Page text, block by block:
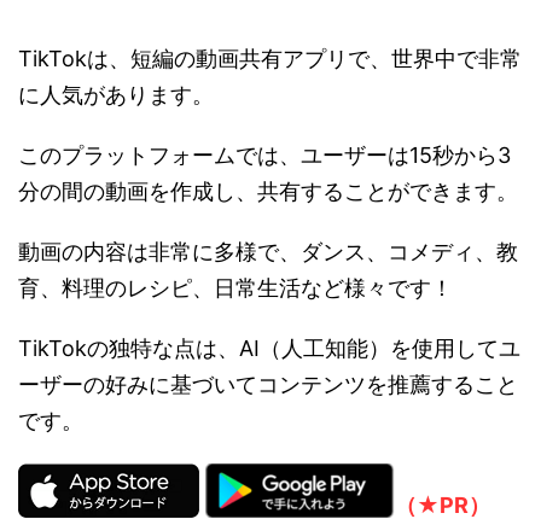
TikTokは、短編の動画共有アプリで、世界中で非常
に人気があります。
このプラットフォームでは、ユーザーは15秒から3
分の間の動画を作成し、共有することができます。
動画の内容は非常に多様で、ダンス、コメディ、教
育、料理のレシピ、日常生活など様々です！
TikTokの独特な点は、AI（人工知能）を使用してユ
ーザーの好みに基づいてコンテンツを推薦すること
です。
（★PR）